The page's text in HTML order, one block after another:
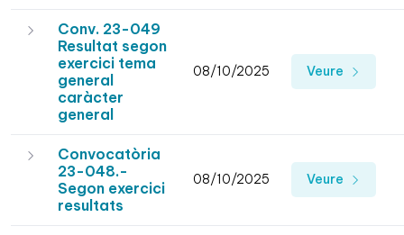
Conv. 23-049
Resultat segon
exercici tema
general
caràcter
general
08/10/2025 Veure
Convocatòria
23-048.-
Segon exercici
resultats
08/10/2025 Veure